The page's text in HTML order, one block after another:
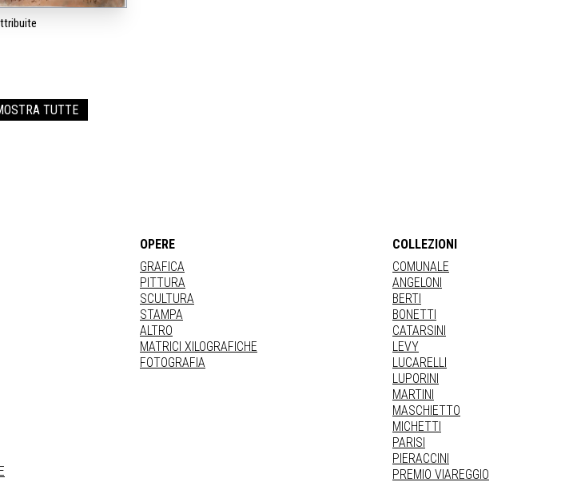
TUTTE
OPERE
GRAFICA
PITTURA
SCULTURA
STAMPA
ALTRO
MATRICI XILOGRAFICHE
FOTOGRAFIA
COLLEZIONI
COMUNALE
ANGELONI
BERTI
BONETTI
CATARSINI
LEVY
LUCARELLI
LUPORINI
MARTINI
MASCHIETTO
MICHETTI
PARISI
PIERACCINI
PREMIO VIAREGGIO